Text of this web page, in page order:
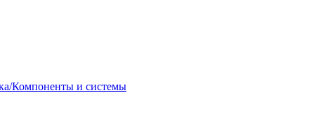
Компоненты и системы